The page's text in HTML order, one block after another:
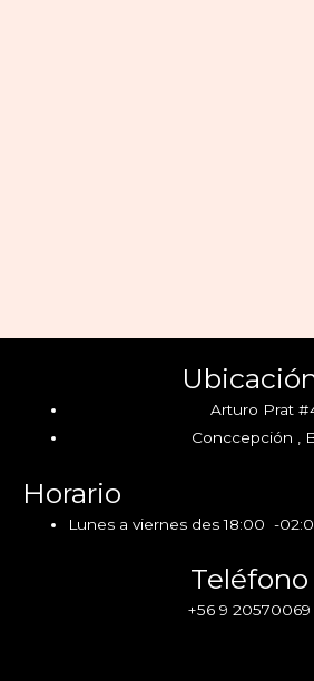
Arturo Prat
Conccepción ,
Horario
Lunes a viernes des 18:00 -
Teléfono
+56 9 20570069